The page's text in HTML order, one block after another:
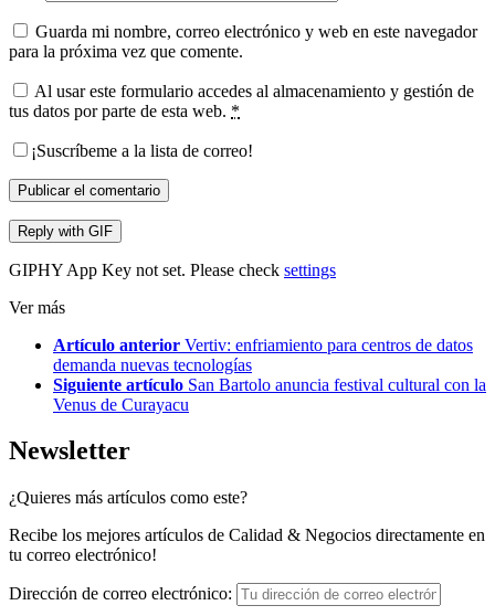
Guarda mi nombre, correo electrónico y web en este navegador
para la próxima vez que comente.
Al usar este formulario accedes al almacenamiento y gestión de
tus datos por parte de esta web. *
¡Suscríbeme a la lista de correo!
Publicar el comentario
Reply with GIF
GIPHY App Key not set. Please check settings
Ver más
Artículo anterior Vertiv: enfriamiento para centros de datos
demanda nuevas tecnologías
Siguiente artículo San Bartolo anuncia festival cultural con la
Venus de Curayacu
Newsletter
¿Quieres más artículos como este?
Recibe los mejores artículos de Calidad & Negocios directamente en
tu correo electrónico!
Dirección de correo electrónico: